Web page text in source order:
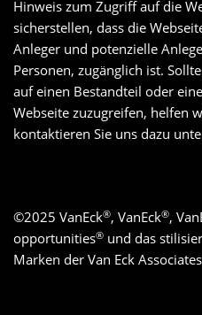
Hinweis zum Zugriff auf die
sicherstellen, dass die
Anleger und potenzielle
Personen, zugänglich ist.
auf einen Bestandteil oder
Webseite zuzugreifen, helfen
kontaktieren Sie uns dazu
©2025 VanEck®, VanEck®,
opportunities® und das
Marken der Van Eck